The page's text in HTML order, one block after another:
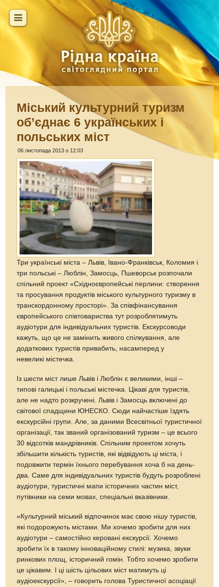
Міський культурний туризм
об’єднає 6 українських і
польських міст
06 листопада 2013 о 12:03
Три українські міста – Львів, Івано-Франківськ, Коломия і
три польські – Люблін, Замосць, Пшеворськ розпочали
спільний проект «Східноєвропейські перлини: створення
та просування продуктів міського культурного туризму в
транскордонному просторі». За співфінансування
європейського співтовариства тут розроблятимуть
аудіотури для індивідуальних туристів. Екскурсоводи
кажуть, що це не замінить живого спілкування, але
додаткових туристів привабить, насамперед у
невеликі містечка.
Із шести міст лише Львів і Люблін є великими, інші –
типові галицькі і польські містечка. Цікаві для туристів,
але не надто розкручені. Львів і Замосць включені до
світової спадщини ЮНЕСКО. Сюди найчастіше їздять
екскурсійні групи. Але, за даними Всесвітньої туристичної
організації, так званий організований туризм – це всього
30 відсотків мандрівників. Спільним проектом хочуть
збільшити кількість туристів, які відвідують ці міста, і
подовжити термін їхнього перебування хоча б на день-
два. Саме для індивідуальних туристів будуть розроблені
аудіотури, туристичні мапи історичних частин міст,
путівники на семи мовах, спеціальні вказівники.
«Культурний міський відпочинок має свою нішу туристів,
які подорожують містами. Ми хочемо зробити для них
аудіотури – самостійно керовані екскурсії. Хочемо
зробити їх в такому інноваційному стилі: музика, звуки
ринкових площ, історичний гомін. Тобто хочемо зробити
це цікавим. І ці шість цільових міст матимуть ці
аудіоекскурсії», – говорить голова Туристичної асоціації